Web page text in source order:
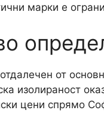
марки е
от
изолираност
цени спрямо